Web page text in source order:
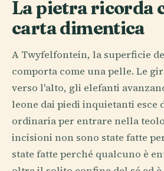
La pietra ricorda
carta dimentica
A Twyfelfontein, la superficie
comporta come una pelle. Le
verso l'alto, gli elefanti
leone dai piedi inquietanti esce
ordinaria per entrare nella
incisioni non sono state fatte
state fatte perché qualcuno è